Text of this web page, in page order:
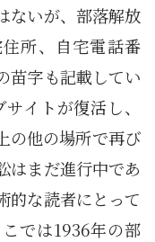
ないが、部落解放
所、自宅電話番
苗字も記載してい
イトが復活し、
の他の場所で再び
はまだ進行中であ
的な読者にとって
では1936年の部